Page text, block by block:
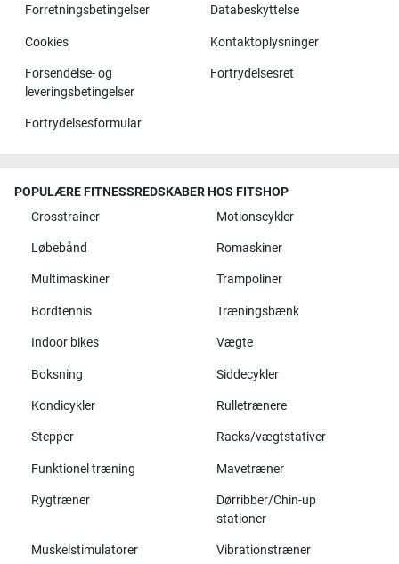
Forretningsbetingelser
Databeskyttelse
Cookies Kontaktoplysninger
Forsendelse- og
leveringsbetingelser
Fortrydelsesret
Fortrydelsesformular
POPULÆRE FITNESSREDSKABER HOS FITSHOP
Crosstrainer
Motionscykler
Løbebånd Romaskiner
Multimaskiner Trampoliner
Bordtennis Træningsbænk
Indoor bikes Vægte
Boksning Siddecykler
Kondicykler Rulletrænere
Stepper Racks/vægtstativer
Funktionel træning Mavetræner
Rygtræner
Dørribber/Chin-up
stationer
Muskelstimulatorer Vibrationstræner